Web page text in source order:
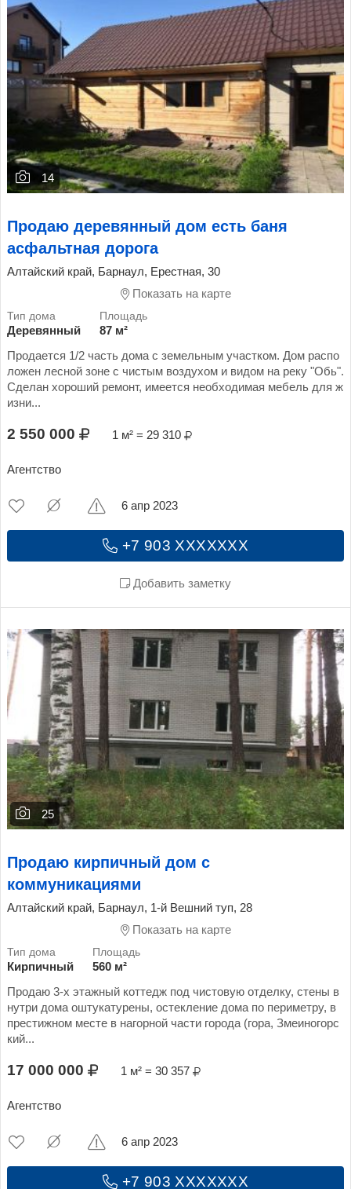
14
Продаю деревянный дом есть баня
асфальтная дорога
Алтайский край, Барнаул, Ерестная, 30
Показать на карте
Деревянный
87 м²
Продается 1/2 часть дома с земельным участком. Дом распо
ложен лесной зоне с чистым воздухом и видом на реку "Обь".
Сделан хороший ремонт, имеется необходимая мебель для ж
изни...
2 550 000 1 м² = 29 310
Агентство
+7 903 XXXXXXX
Добавить заметку
6 апр 2023
25
Продаю кирпичный дом с
коммуникациями
Алтайский край, Барнаул, 1-й Вешний туп, 28
Показать на карте
Кирпичный
560 м²
Продаю 3-х этажный коттедж под чистовую отделку, стены в
нутри дома оштукатурены, остекление дома по периметру, в
престижном месте в нагорной части города (гора, Змеиногорс
кий...
17 000 000 1 м² = 30 357
Агентство
+7 903 XXXXXXX
6 апр 2023